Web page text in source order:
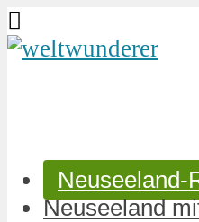
Neuseeland-
Neuseeland